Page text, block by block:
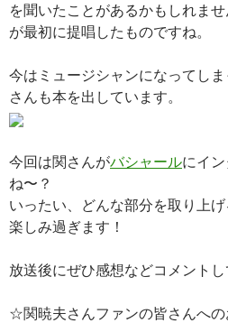
を聞いたことがあるかもしれま
が最初に提唱したものですね。
今はミュージシャンになってし
さんも本を出しています。
今回は関さんがバシャールにイ
ね〜？
いったい、どんな部分を取り上
楽しみ過ぎます！
放送後にぜひ感想などコメント
☆関暁夫さんファンの皆さんへ